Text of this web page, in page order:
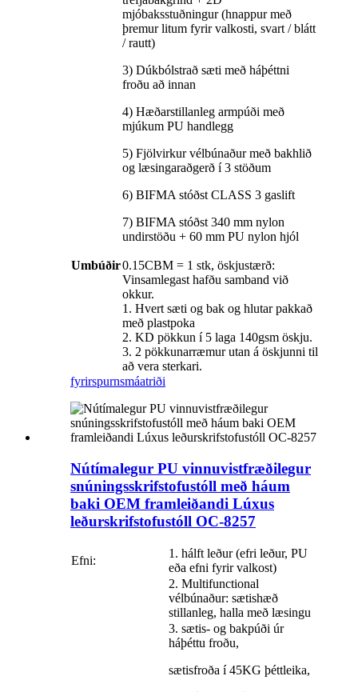
mjóbaksstuðningur (hnappur með
þremur litum fyrir valkosti, svart / blátt
/ rautt)
3) Dúkbólstrað sæti með háþéttni
froðu að innan
4) Hæðarstillanleg armpúði með
mjúkum PU handlegg
5) Fjölvirkur vélbúnaður með bakhlið
og læsingaraðgerð í 3 stöðum
6) BIFMA stóðst CLASS 3 gaslift
7) BIFMA stóðst 340 mm nylon
undirstöðu + 60 mm PU nylon hjól
Umbúðir0.15CBM = 1 stk, öskjustærð:
Vinsamlegast hafðu samband við
okkur.
1. Hvert sæti og bak og hlutar pakkað
með plastpoka
2. KD pökkun í 5 laga 140gsm öskju.
3. 2 pökkunarræmur utan á öskjunni til
að vera sterkari.
fyrirspurnsmáatriði
Nútímalegur PU vinnuvistfræðilegur
snúningsskrifstofustóll með háum
baki OEM framleiðandi Lúxus
leðurskrifstofustóll OC-8257
Efni:
1. hálft leður (efri leður, PU
eða efni fyrir valkost)
2. Multifunctional
vélbúnaður: sætishæð
stillanleg, halla með læsingu
3. sætis- og bakpúði úr
háþéttu froðu,
sætisfroða í 45KG þéttleika,